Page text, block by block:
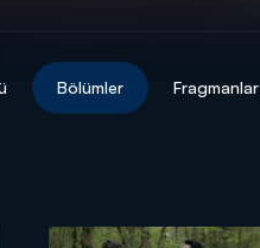
ARAMA SONUÇLARI
Bölümler Fragmanlar